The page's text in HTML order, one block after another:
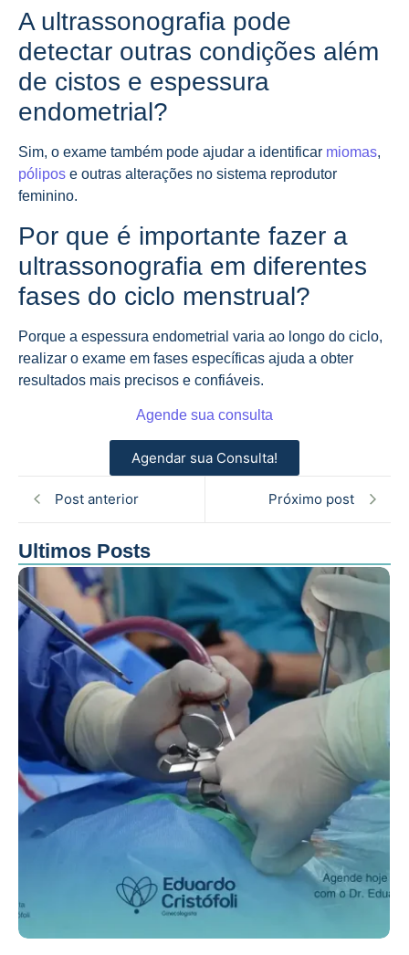
A ultrassonografia pode
detectar outras condições além
de cistos e espessura
endometrial?
Sim, o exame também pode ajudar a identificar miomas,
pólipos e outras alterações no sistema reprodutor
feminino.
Por que é importante fazer a
ultrassonografia em diferentes
fases do ciclo menstrual?
Porque a espessura endometrial varia ao longo do ciclo,
realizar o exame em fases específicas ajuda a obter
resultados mais precisos e confiáveis.
Agende sua consulta
Agendar sua Consulta!
Post anterior Próximo post
Ultimos Posts